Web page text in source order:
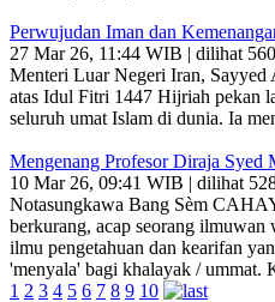
Perwujudan Iman dan
27 Mar 26, 11:44 WIB | dilihat 560
Menteri Luar Negeri Iran, Sayyed
atas Idul Fitri 1447 Hijriah pekan
seluruh umat Islam di dunia. Ia
Mengenang Profesor Diraja Syed
10 Mar 26, 09:41 WIB | dilihat
Notasungkawa Bang Sèm
berkurang, acap seorang
ilmu pengetahuan dan kearifan
'menyala' bagi khalayak / ummat.
1 2 3 4 5 6 7 8 9 10